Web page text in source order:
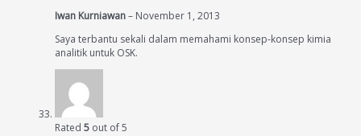
Iwan Kurniawan– November 1, 2013
Saya terbantu sekali dalam memahami konsep-konsep kimia
analitik untuk OSK.
Rated 5 out of 5